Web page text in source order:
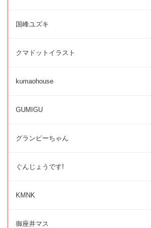
国峰ユズキ
クマドットイラスト
kumaohouse
GUMIGU
グランピーちゃん
ぐんじょうです!
KMNK
御座井マス